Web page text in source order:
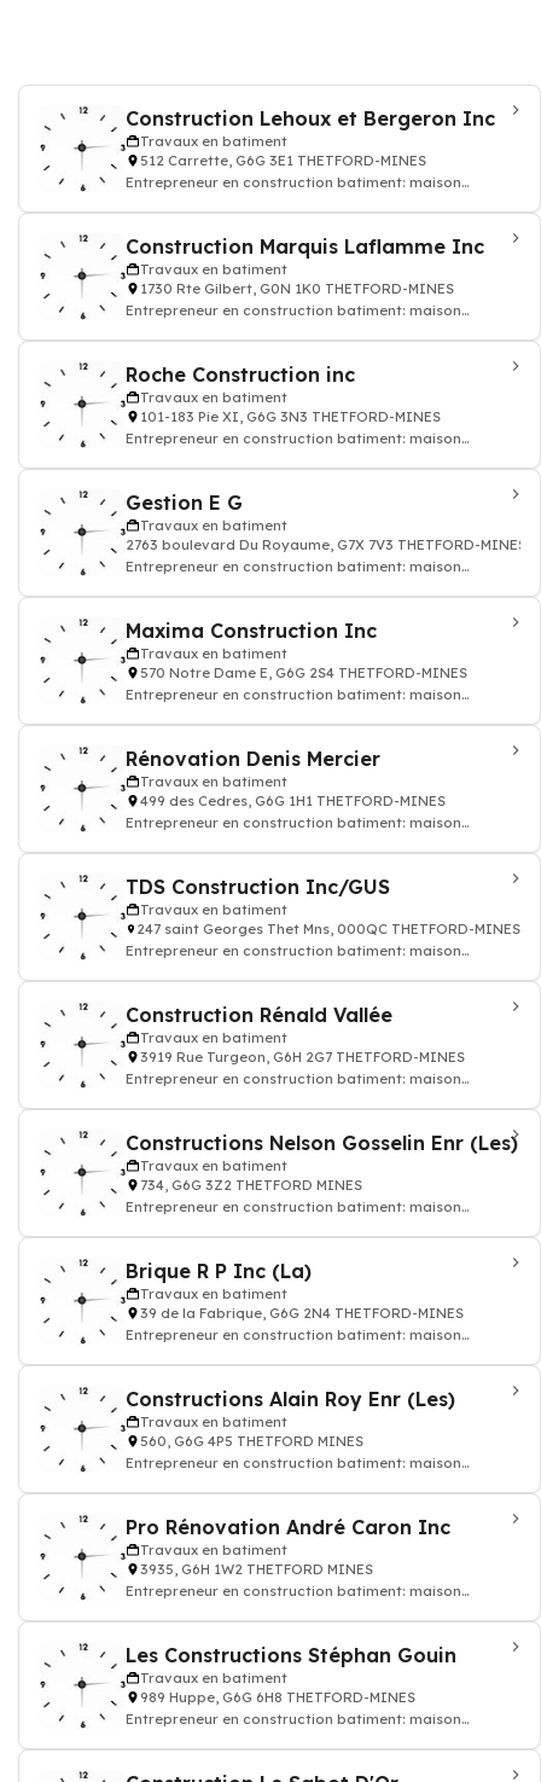
Construction Lehoux et Bergeron Inc
Travaux en batiment
512 Carrette, G6G 3E1 THETFORD-MINES
Entrepreneur en construction batiment: maison
Construction Marquis Laflamme Inc
Travaux en batiment
1730 Rte Gilbert, G0N 1K0 THETFORD-MINES
Entrepreneur en construction batiment: maison
Roche Construction inc
Travaux en batiment
101-183 Pie XI, G6G 3N3 THETFORD-MINES
Entrepreneur en construction batiment: maison
Gestion E G
Travaux en batiment
2763 boulevard Du Royaume, G7X 7V3 THETFORD-MINES
Entrepreneur en construction batiment: maison
Maxima Construction Inc
Travaux en batiment
570 Notre Dame E, G6G 2S4 THETFORD-MINES
Entrepreneur en construction batiment: maison
Rénovation Denis Mercier
Travaux en batiment
499 des Cedres, G6G 1H1 THETFORD-MINES
Entrepreneur en construction batiment: maison
TDS Construction Inc/GUS
Travaux en batiment
247 saint Georges Thet Mns, 000QC THETFORD-MINES
Entrepreneur en construction batiment: maison
Construction Rénald Vallée
Travaux en batiment
3919 Rue Turgeon, G6H 2G7 THETFORD-MINES
Entrepreneur en construction batiment: maison
Constructions Nelson Gosselin Enr (Les)
Travaux en batiment
734, G6G 3Z2 THETFORD MINES
Entrepreneur en construction batiment: maison
Brique R P Inc (La)
Travaux en batiment
39 de la Fabrique, G6G 2N4 THETFORD-MINES
Entrepreneur en construction batiment: maison
Constructions Alain Roy Enr (Les)
Travaux en batiment
560, G6G 4P5 THETFORD MINES
Entrepreneur en construction batiment: maison
Pro Rénovation André Caron Inc
Travaux en batiment
3935, G6H 1W2 THETFORD MINES
Entrepreneur en construction batiment: maison
Les Constructions Stéphan Gouin
Travaux en batiment
989 Huppe, G6G 6H8 THETFORD-MINES
Entrepreneur en construction batiment: maison